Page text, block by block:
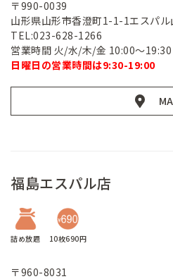
〒990-0039
山形県山形市香澄町1-1-1エスパル
TEL:023-628-1266
営業時間 火/水/木/金 10:00～
日曜日の営業時間は9:30-19:00
福島エスパル店
詰め放題 10枚690円
〒960-8031